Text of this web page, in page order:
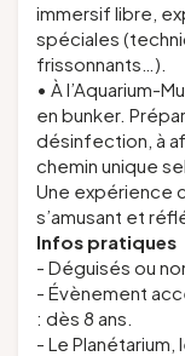
immersif libre,
spéciales
frissonnants…).
• À l’Aquarium-
en bunker.
désinfection, à
chemin unique
Une expérience
s’amusant et
Infos pratiques
- Déguisés ou
- Évènement
: dès 8 ans.
- Le